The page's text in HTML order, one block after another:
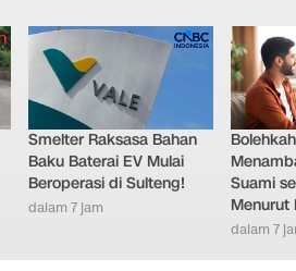
Smelter Raksasa Bahan
Baku Baterai EV Mulai
Beroperasi di Sulteng!
dalam 7 jam
Suami
Menurut
dalam 7